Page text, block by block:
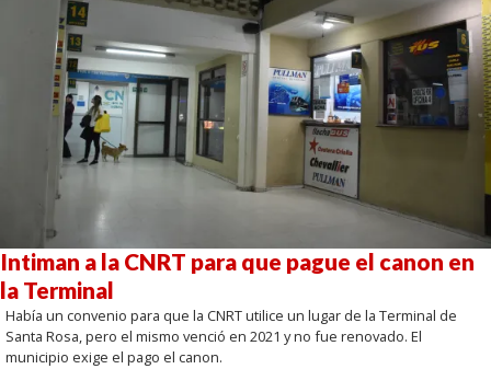
Intiman a la CNRT para que pague el canon en
la Terminal
Había un convenio para que la CNRT utilice un lugar de la Terminal de
Santa Rosa, pero el mismo venció en 2021 y no fue renovado. El
municipio exige el pago el canon.